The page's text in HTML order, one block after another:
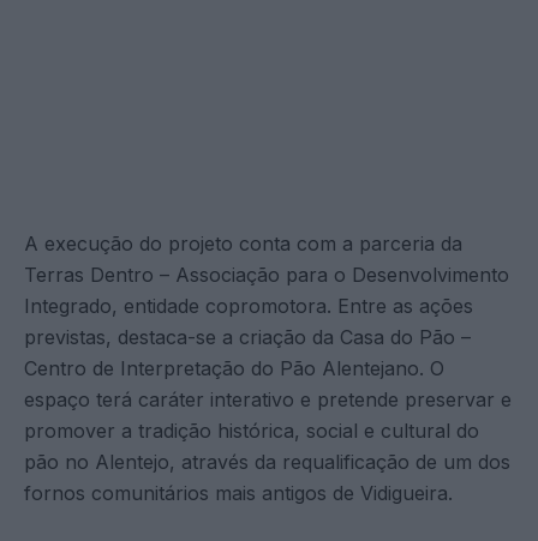
A execução do projeto conta com a parceria da
Terras Dentro – Associação para o Desenvolvimento
Integrado, entidade copromotora. Entre as ações
previstas, destaca-se a criação da Casa do Pão –
Centro de Interpretação do Pão Alentejano. O
espaço terá caráter interativo e pretende preservar e
promover a tradição histórica, social e cultural do
pão no Alentejo, através da requalificação de um dos
fornos comunitários mais antigos de Vidigueira.